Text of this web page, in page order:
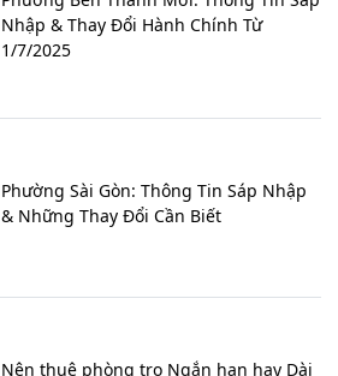
Nhập & Thay Đổi Hành Chính Từ
1/7/2025
Phường Sài Gòn: Thông Tin Sáp Nhập
& Những Thay Đổi Cần Biết
Nên thuê phòng trọ Ngắn hạn hay Dài